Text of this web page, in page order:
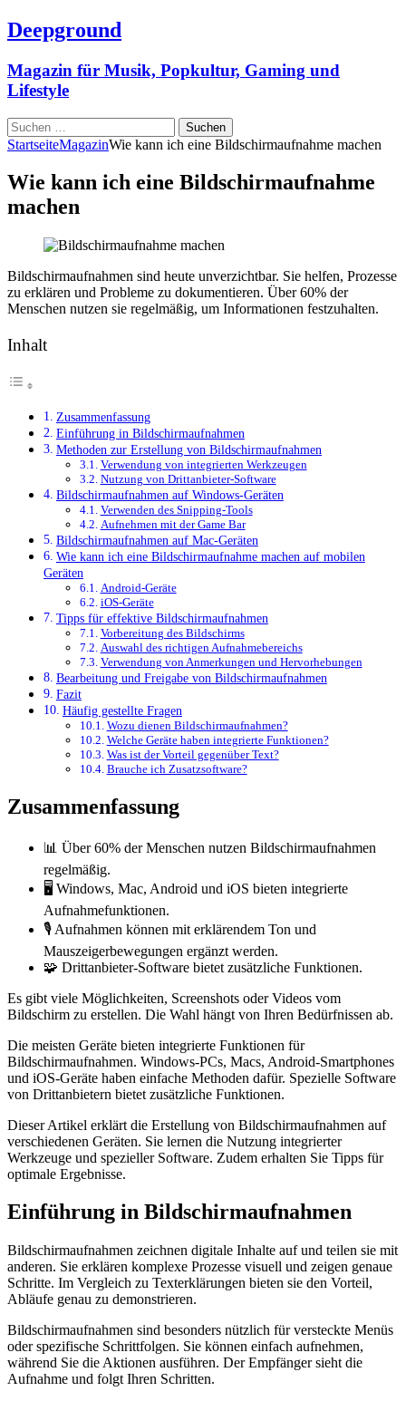
Deepground
Magazin für Musik, Popkultur, Gaming und
Lifestyle
Suchen
nach:
StartseiteMagazinWie kann ich eine Bildschirmaufnahme machen
Wie kann ich eine Bildschirmaufnahme
machen
Bildschirmaufnahmen sind heute unverzichtbar. Sie helfen, Prozesse
zu erklären und Probleme zu dokumentieren. Über 60% der
Menschen nutzen sie regelmäßig, um Informationen festzuhalten.
Inhalt
Zusammenfassung
Einführung in Bildschirmaufnahmen
Methoden zur Erstellung von Bildschirmaufnahmen
Verwendung von integrierten Werkzeugen
Nutzung von Drittanbieter-Software
Bildschirmaufnahmen auf Windows-Geräten
Verwenden des Snipping-Tools
Aufnehmen mit der Game Bar
Bildschirmaufnahmen auf Mac-Geräten
Wie kann ich eine Bildschirmaufnahme machen auf mobilen
Geräten
Android-Geräte
iOS-Geräte
Tipps für effektive Bildschirmaufnahmen
Vorbereitung des Bildschirms
Auswahl des richtigen Aufnahmebereichs
Verwendung von Anmerkungen und Hervorhebungen
Bearbeitung und Freigabe von Bildschirmaufnahmen
Fazit
Häufig gestellte Fragen
Wozu dienen Bildschirmaufnahmen?
Welche Geräte haben integrierte Funktionen?
Was ist der Vorteil gegenüber Text?
Brauche ich Zusatzsoftware?
Zusammenfassung
📊 Über 60% der Menschen nutzen Bildschirmaufnahmen
regelmäßig.
🖥️ Windows, Mac, Android und iOS bieten integrierte
Aufnahmefunktionen.
🎙️ Aufnahmen können mit erklärendem Ton und
Mauszeigerbewegungen ergänzt werden.
🧩 Drittanbieter-Software bietet zusätzliche Funktionen.
Es gibt viele Möglichkeiten, Screenshots oder Videos vom
Bildschirm zu erstellen. Die Wahl hängt von Ihren Bedürfnissen ab.
Die meisten Geräte bieten integrierte Funktionen für
Bildschirmaufnahmen. Windows-PCs, Macs, Android-Smartphones
und iOS-Geräte haben einfache Methoden dafür. Spezielle Software
von Drittanbietern bietet zusätzliche Funktionen.
Dieser Artikel erklärt die Erstellung von Bildschirmaufnahmen auf
verschiedenen Geräten. Sie lernen die Nutzung integrierter
Werkzeuge und spezieller Software. Zudem erhalten Sie Tipps für
optimale Ergebnisse.
Einführung in Bildschirmaufnahmen
Bildschirmaufnahmen zeichnen digitale Inhalte auf und teilen sie mit
anderen. Sie erklären komplexe Prozesse visuell und zeigen genaue
Schritte. Im Vergleich zu Texterklärungen bieten sie den Vorteil,
Abläufe genau zu demonstrieren.
Bildschirmaufnahmen sind besonders nützlich für versteckte Menüs
oder spezifische Schrittfolgen. Sie können einfach aufnehmen,
während Sie die Aktionen ausführen. Der Empfänger sieht die
Aufnahme und folgt Ihren Schritten.